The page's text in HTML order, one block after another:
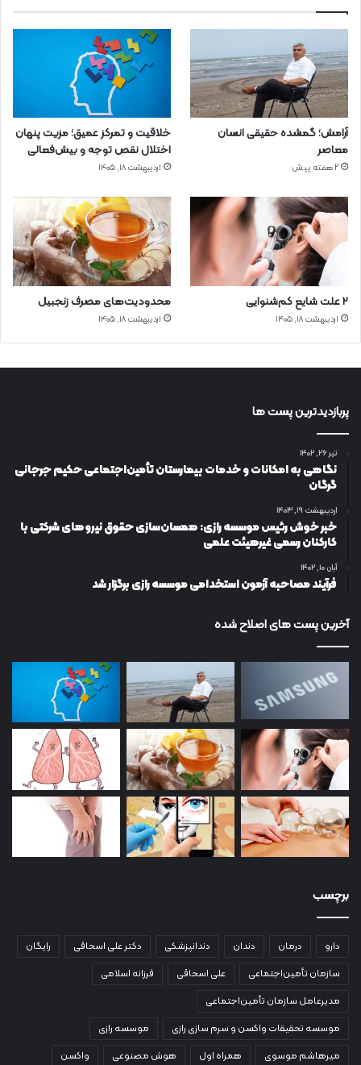
آرامش؛ گمشده حقیقی انسان
معاصر
2 هفته پیش
خلاقیت و تمرکز عمیق؛ مزیت پنهان
اختلال نقص توجه و بیش‌فعالی
اردیبهشت ۱۸, ۱۴۰۵
۲ علت شایع‌ کم‌شنوایی
اردیبهشت ۱۸, ۱۴۰۵
محدودیت‌های مصرف زنجبیل
اردیبهشت ۱۸, ۱۴۰۵
پربازدیدترین پست ها
تیر ۲۶, ۱۴۰۲
نگاهی به امکانات و خدمات بیمارستان تأمین‌اجتماعی حکیم جرجانی
گرگان
اردیبهشت ۱۹, ۱۴۰۳
خبر خوش رئیس موسسه رازی: همسان‌سازی حقوق نیروهای شرکتی با
کارکنان رسمی غیرهیئت علمی
آبان ۱۰, ۱۴۰۲
فرآیند مصاحبه آزمون استخدامی موسسه رازی برگزار شد
آخرین پست های اصلاح شده
برچسب
دارو درمان دندان دندانپزشکی دکتر علی اسحاقی
رایگان
سازمان تأمین‌اجتماعی
علی اسحاقی
فرزانه اسلامی
مدیرعامل سازمان تأمین‌اجتماعی
موسسه تحقیقات واکسن و سرم سازی رازی
موسسه رازی
میرهاشم موسوی
همراه اول هوش مصنوعی
واکسن